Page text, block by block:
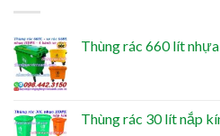
Thùng rác 660 lít
Thùng rác 30 lít nắp